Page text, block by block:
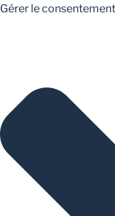
Gérer le